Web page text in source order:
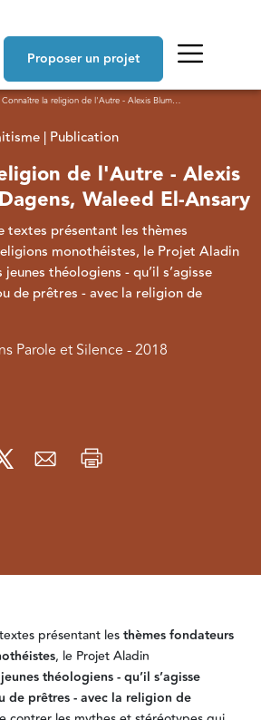
Proposer un projet
Connaître la religion de l'Autre - Alexis Blum, Claude Dagens, Waleed El-Ansary
| Publication
de l'Autre - Alexis
Waleed El-Ansary
textes présentant les thèmes
monothéistes, le Projet Aladin
théologiens - qu’il s’agisse
de prêtres - avec la religion de
Parole et Silence - 2018
présentant lesthèmes fondateurs
, le Projet Aladin
théologiens - qu’il s’agisse
de prêtres - avec la religion de